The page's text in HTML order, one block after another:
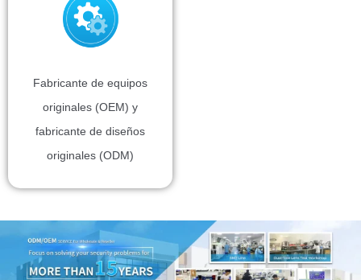
Fabricante de equipos
originales (OEM) y
fabricante de diseños
originales (ODM)